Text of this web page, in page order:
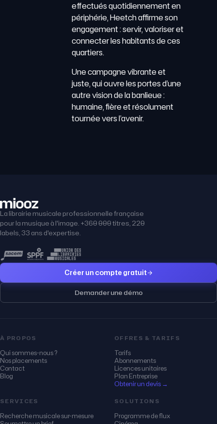
effectués quotidiennement en
périphérie, Heetch affirme son
engagement : servir, valoriser et
connecter les habitants de ces
quartiers.
Une campagne vibrante et
juste, qui ouvre les portes d’une
autre vision de la banlieue :
humaine, fière et résolument
tournée vers l’avenir.
La librairie musicale professionnelle française
pour la musique à l'image. +360 000 titres, 220
labels, 33 ans d'expertise.
Créer un compte gratuit
Demander une démo
À PROPOS
Qui sommes-nous ?
Nos placements
Contact
Blog
OFFRES & TARIFS
Tarifs
Abonnements
Licences unitaires
Plan Entreprise
Obtenir un devis →
SERVICES
Recherche musicale sur-mesure
SOLUTIONS
Programme de flux